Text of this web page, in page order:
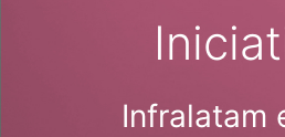
Infralatam